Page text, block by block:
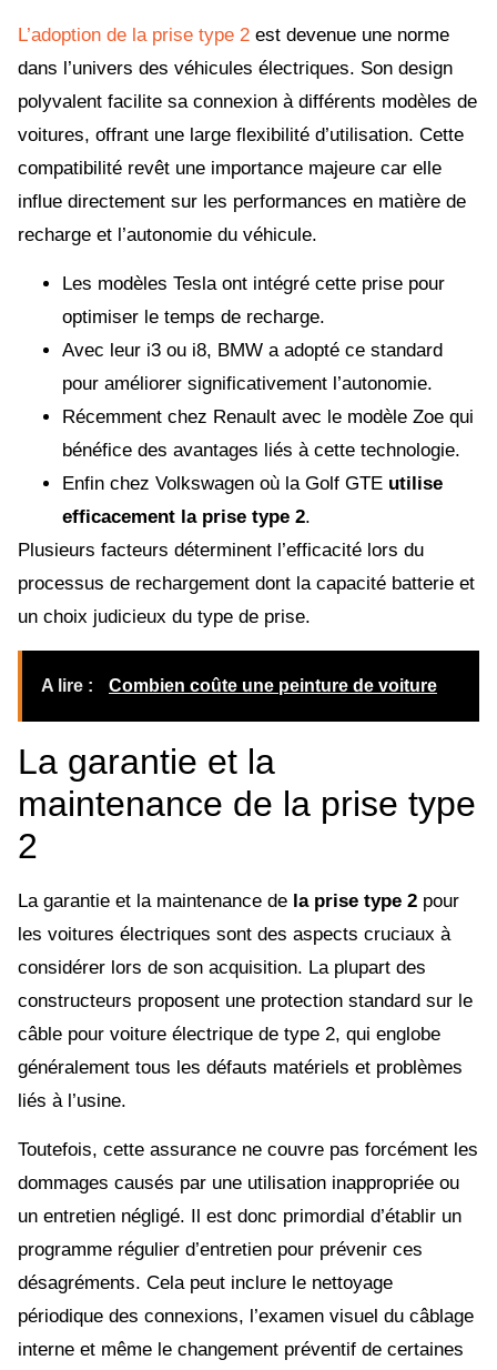
L’adoption de la prise type 2 est devenue une norme
dans l’univers des véhicules électriques. Son design
polyvalent facilite sa connexion à différents modèles de
voitures, offrant une large flexibilité d’utilisation. Cette
compatibilité revêt une importance majeure car elle
influe directement sur les performances en matière de
recharge et l’autonomie du véhicule.
Les modèles Tesla ont intégré cette prise pour
optimiser le temps de recharge.
Avec leur i3 ou i8, BMW a adopté ce standard
pour améliorer significativement l’autonomie.
Récemment chez Renault avec le modèle Zoe qui
bénéfice des avantages liés à cette technologie.
Enfin chez Volkswagen où la Golf GTE utilise
efficacement la prise type 2.
Plusieurs facteurs déterminent l’efficacité lors du
processus de rechargement dont la capacité batterie et
un choix judicieux du type de prise.
A lire : Combien coûte une peinture de voiture
La garantie et la
maintenance de la prise type
2
La garantie et la maintenance de la prise type 2 pour
les voitures électriques sont des aspects cruciaux à
considérer lors de son acquisition. La plupart des
constructeurs proposent une protection standard sur le
câble pour voiture électrique de type 2, qui englobe
généralement tous les défauts matériels et problèmes
liés à l’usine.
Toutefois, cette assurance ne couvre pas forcément les
dommages causés par une utilisation inappropriée ou
un entretien négligé. Il est donc primordial d’établir un
programme régulier d’entretien pour prévenir ces
désagréments. Cela peut inclure le nettoyage
périodique des connexions, l’examen visuel du câblage
interne et même le changement préventif de certaines